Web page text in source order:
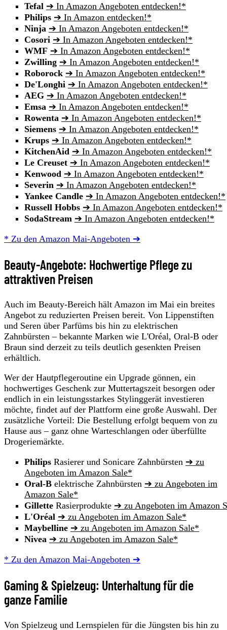
Tefal ➔ In Amazon Angeboten entdecken!*
Philips ➔ In Amazon entdecken!*
Ninja ➔ In Amazon Angeboten entdecken!*
Cosori ➔ In Amazon Angeboten entdecken!*
WMF ➔ In Amazon Angeboten entdecken!*
Zwilling ➔ In Amazon Angeboten entdecken!*
Roborock ➔ In Amazon Angeboten entdecken!*
De'Longhi ➔ In Amazon Angeboten entdecken!*
AEG ➔ In Amazon Angeboten entdecken!*
Emsa ➔ In Amazon Angeboten entdecken!*
Rowenta ➔ In Amazon Angeboten entdecken!*
Siemens ➔ In Amazon Angeboten entdecken!*
Krups ➔ In Amazon Angeboten entdecken!*
KitchenAid ➔ In Amazon Angeboten entdecken!*
Le Creuset ➔ In Amazon Angeboten entdecken!*
Kenwood ➔ In Amazon Angeboten entdecken!*
Severin ➔ In Amazon Angeboten entdecken!*
Yankee Candle ➔ In Amazon Angeboten entdecken!*
Russell Hobbs ➔ In Amazon Angeboten entdecken!*
SodaStream ➔ In Amazon Angeboten entdecken!*
* Zu den Amazon Mai-Angeboten ➔
Beauty-Angebote: Hochwertige Pflege zu
attraktiven Preisen
Auch im Beauty-Bereich hält Amazon im Mai ein breites
Angebot zu reduzierten Preisen bereit. Von Lippenstiften
und Seren über Parfüms bis hin zu elektrischen
Zahnbürsten – bekannte Marken wie L'Oréal, Oral-B oder
Braun sind derzeit zu teils deutlich gesenkten Preisen
erhältlich.
Wer der Hautpflegeroutine ein Upgrade gönnen, ein
hochwertiges Geschenk zur Muttertagszeit besorgen oder
endlich in ein leistungsstarkes Stylinggerät investieren
möchte, findet auf der Plattform eine große Auswahl. Der
zusätzliche Vorteil: Die Bestellung erfolgt bequem von zu
Hause aus – ganz ohne Warteschlangen oder überfüllte
Drogeriemärkte.
Philips Rasierer und Sonicare Zahnbürsten ➔ zu
Angeboten im Amazon Sale*
Oral-B elektrische Zahnbürsten ➔ zu Angeboten im
Amazon Sale*
Gillette Rasierprodukte ➔ zu Angeboten im Amazon
L'Oréal ➔ zu Angeboten im Amazon Sale*
Maybelline ➔ zu Angeboten im Amazon Sale*
Nivea ➔ zu Angeboten im Amazon Sale*
* Zu den Amazon Mai-Angeboten ➔
Gaming & Spielzeug: Unterhaltung für die
ganze Familie
Von Spielzeug und Lernspielen für die Jüngsten bis hin zu